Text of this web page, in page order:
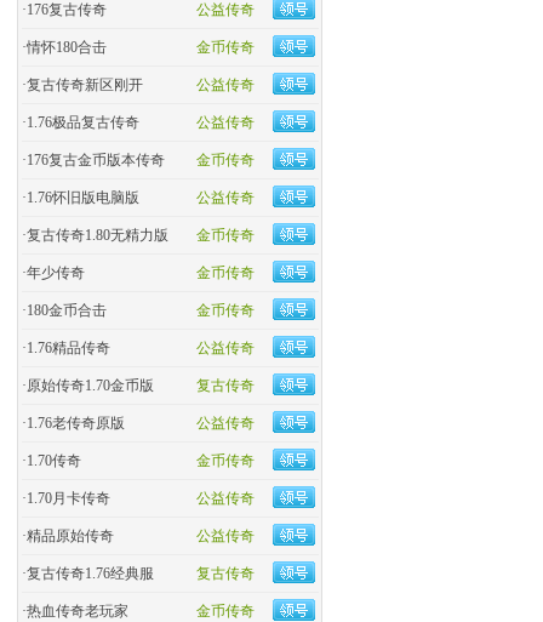
公益传奇
·176复古传奇
金币传奇
·情怀180合击
公益传奇
·复古传奇新区刚开
公益传奇
·1.76极品复古传奇
金币传奇
·176复古金币版本传奇
公益传奇
·1.76怀旧版电脑版
金币传奇
·复古传奇1.80无精力版
金币传奇
·年少传奇
金币传奇
·180金币合击
公益传奇
·​1.76精品传奇
复古传奇
·原始传奇1.70金币版
公益传奇
·1.76老传奇原版
金币传奇
·1.70传奇
公益传奇
·1.70月卡传奇
公益传奇
·精品原始传奇
复古传奇
·复古传奇1.76经典服
金币传奇
·热血传奇老玩家